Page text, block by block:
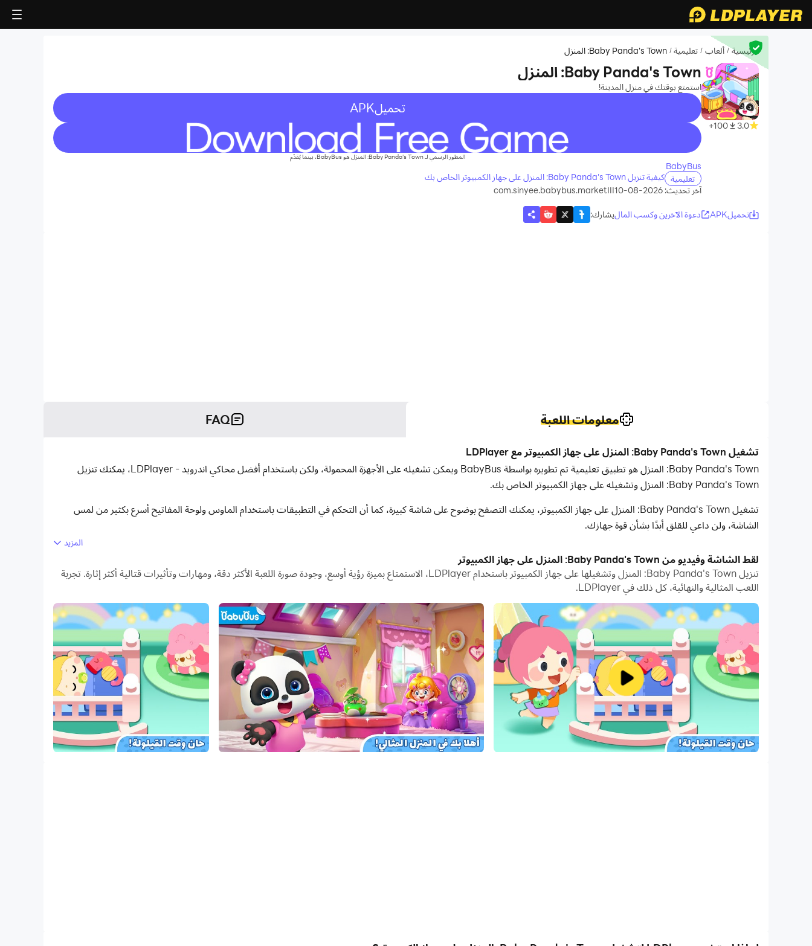
الرئيسية / ألعاب / تعليمية / Baby Panda's Town: المنزل
3.0
100+
Baby Panda's Town: المنزل
استمتع بوقتك في منزل المدينة!
تحميلAPK
recommend
المطور الرسمي لـ Baby Panda's Town: المنزل هو BabyBus، بينما يُقدّم
BabyBus
تعليمية كيفية تنزيل Baby Panda's Town: المنزل على جهاز الكمبيوتر الخاص بك
آخر تحديث: 2026-08-10
com.sinyee.babybus.marketIII
تحميلAPK دعوة الآخرين وكسب الماليشارك:
معلومات اللعبة FAQ
تشغيل Baby Panda's Town: المنزل على جهاز الكمبيوتر مع LDPlayer
Baby Panda's Town: المنزل هو تطبيق تعليمية تم تطويره بواسطة BabyBus ويمكن تشغيله على الأجهزة المحمولة، ولكن باستخدام أفضل محاكي اندرويد - LDPlayer، يمكنك تنزيل
Baby Panda's Town: المنزل وتشغيله على جهاز الكمبيوتر الخاص بك.
تشغيل Baby Panda's Town: المنزل على جهاز الكمبيوتر، يمكنك التصفح بوضوح على شاشة كبيرة، كما أن التحكم في التطبيقات باستخدام الماوس ولوحة المفاتيح أسرع بكثير من لمس
الشاشة، ولن داعي للقلق أبدًا بشأن قوة جهازك.
تعمل وظيفة نقل الملفات بين المحاكي والكمبيوتر على تسهيل مشاركة الصور ومقاطع الفيديو والملفات.
قم بتنزيل Baby Panda's Town: المنزل وتشغيله على جهاز الكمبيوتر الآن واستمتع بالشاشة الكبيرة وجودة الصورة عالية الوضوح لإصدار الكمبيوتر الشخصي!
ابدأ حياتك المثالية في المدينة الآن! يمكنك استكشاف عالم جديد خاص بك! كل شيء ممكن في المنزل الجديد. لذا، تعال وقم بإنشاء قصتك المنزلية الآن!
إنشاء الشخصيات
لنبدأ بإنشاء شخصيتك الخاصة بك في المدينة! يمكنك إنشاء مظهر فريد لشخصيتك عن طريق اختيار لون البشرة والعينين والأنف. ثم يمكنك اختيار الملابس والإكسسوارات لتلبيس شخصيتك!
يمكنك إنشاء المزيد من الشخصيات واللعب بها!
اكتشف المنزل الجديد
بدأ يوم جديد في المدينة: المنزل! هناك العديد من الأماكن التي يمكنك الذهاب إليها هنا. إلى أين تريد الذهاب أولاً؟ من المستشفى إلى الحضانة، ومن متجر الحيوانات الأليفة إلى شارع الطعام، قم
بنشر آثار أقدامك في جميع أنحاء المدينة!
المزيد
لقط الشاشة وفيديو من Baby Panda's Town: المنزل على جهاز الكمبيوتر
تنزيل Baby Panda's Town: المنزل وتشغيلها على جهاز الكمبيوتر باستخدام LDPlayer، الاستمتاع بميزة رؤية أوسع، وجودة صورة اللعبة الأكثر دقة، ومهارات وتأثيرات قتالية أكثر إثارة. تجربة
اللعب المثالية والنهائية، كل ذلك في LDPlayer.